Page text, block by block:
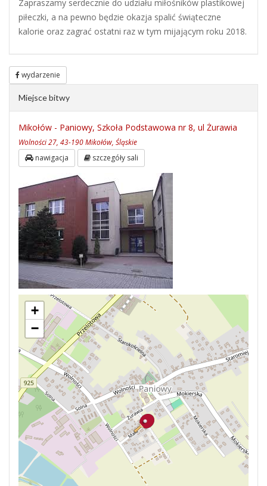
Zapraszamy serdecznie do udziału miłośników plastikowej
piłeczki, a na pewno będzie okazja spalić świąteczne
kalorie oraz zagrać ostatni raz w tym mijającym roku 2018.
wydarzenie
Miejsce bitwy
Mikołów - Paniowy, Szkoła Podstawowa nr 8, ul Żurawia
Wolności 27, 43-190 Mikołów, Śląskie
nawigacja szczegóły sali
+
−